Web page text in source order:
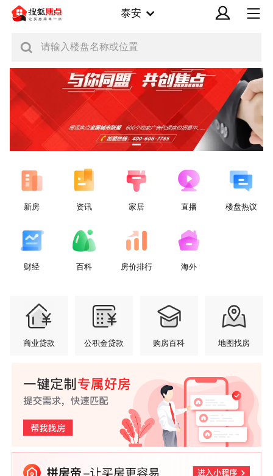
泰安
请输入楼盘名称或位置
新房 资讯 家居 直播 楼盘热议
财经 百科 房价排行 海外
商业贷款 公积金贷款 购房百科 地图找房